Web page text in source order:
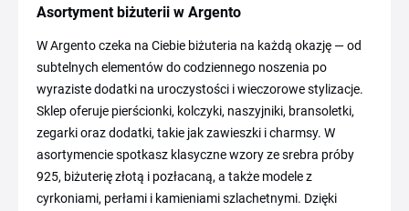
Asortyment biżuterii w Argento
W Argento czeka na Ciebie biżuteria na każdą okazję — od
subtelnych elementów do codziennego noszenia po
wyraziste dodatki na uroczystości i wieczorowe stylizacje.
Sklep oferuje pierścionki, kolczyki, naszyjniki, bransoletki,
zegarki oraz dodatki, takie jak zawieszki i charmsy. W
asortymencie spotkasz klasyczne wzory ze srebra próby
925, biżuterię złotą i pozłacaną, a także modele z
cyrkoniami, perłami i kamieniami szlachetnymi. Dzięki